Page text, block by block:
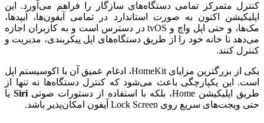
کنترل متمرکز تمامی دستگاه‌های سازگار را فراهم می‌آورد. این
اپلیکیشن اکنون به صورت استاندارد در تمامی آیفون‌ها، آیپدها،
مک‌ها، و حتی اپل واچ و tvOS در دسترس است و به کاربران اجازه
می‌دهد تا خانه خود را از طریق دستگاه‌های اپل پیکربندی، مدیریت و
کنترل کنند.
یکی از بزرگترین مزایای HomeKit، ادغام عمیق آن با اکوسیستم اپل
است. این یکپارچگی باعث می‌شود که کنترل دستگاه‌ها نه تنها از
طریق اپلیکیشن Home، بلکه با استفاده از دستورات صوتی
Siriیا
حتی ویجت‌های سریع روی Lock Screen آیفون امکان‌پذیر باشد.